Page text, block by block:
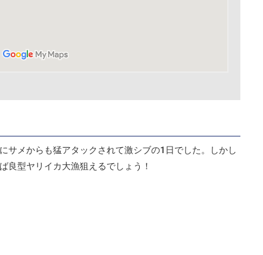
サメからも猛アタックされて激シブの1日でした。しかし
良型ヤリイカ大漁狙えるでしょう！